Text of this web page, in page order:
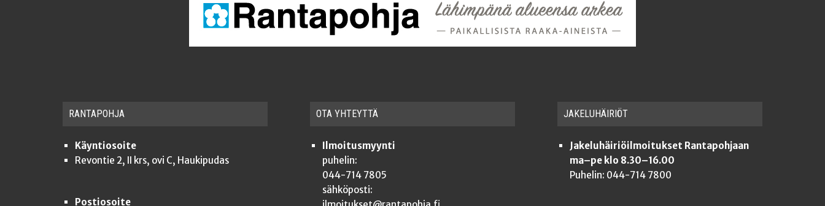
RAN­TA­POH­JA
Käyntiosoite
Revontie 2, II krs, ovi C, Haukipudas
Postiosoite
OTA YHTEYT­TÄ
Ilmoitusmyynti
puhelin:
044-714 7805
sähköposti:
JAKE­LU­HÄI­RIÖT
Jakeluhäiriöilmoitukset Rantapohjaan
ma–pe klo 8.30–16.00
Puhelin: 044-714 7800